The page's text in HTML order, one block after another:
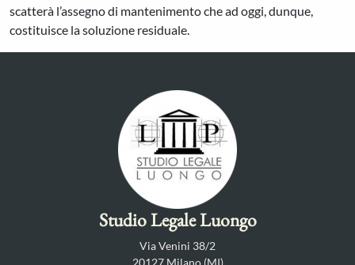
scatterà l’assegno di mantenimento che ad oggi, dunque,
costituisce la soluzione residuale.
Studio Legale Luongo
Via Venini 38/2
20127 Milano (MI)